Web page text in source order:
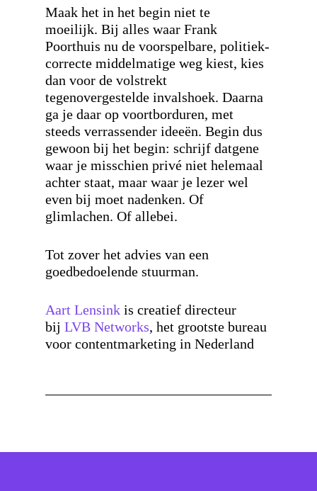
Maak het in het begin niet te
moeilijk. Bij alles waar Frank
Poorthuis nu de voorspelbare, politiek-
correcte middelmatige weg kiest, kies
dan voor de volstrekt
tegenovergestelde invalshoek. Daarna
ga je daar op voortborduren, met
steeds verrassender ideeën. Begin dus
gewoon bij het begin: schrijf datgene
waar je misschien privé niet helemaal
achter staat, maar waar je lezer wel
even bij moet nadenken. Of
glimlachen. Of allebei.
Tot zover het advies van een
goedbedoelende stuurman.
Aart Lensink is creatief directeur
bij LVB Networks, het grootste bureau
voor contentmarketing in Nederland